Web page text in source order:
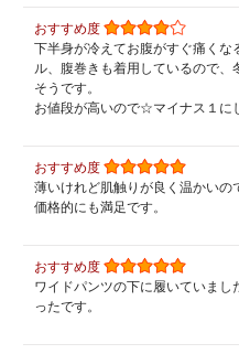
おすすめ度
下半身が冷えてお腹がすぐ痛く
ル、腹巻きも着用しているので
そうです。
お値段が高いので☆マイナス１に
おすすめ度
薄いけれど肌触りが良く温かいの
価格的にも満足です。
おすすめ度
ワイドパンツの下に履いていま
ったです。